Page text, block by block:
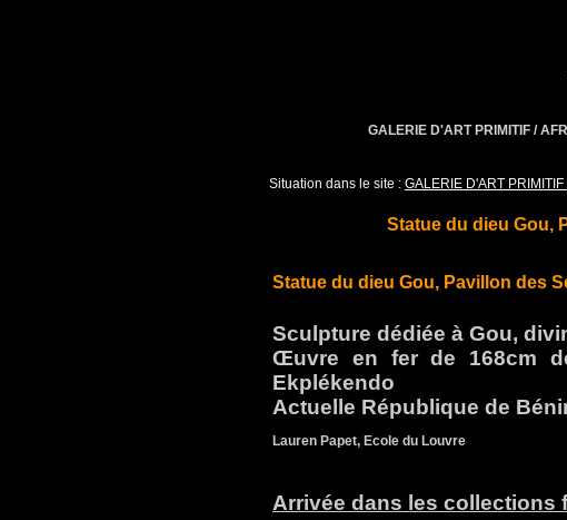
GALERIE D'ART PRIMITIF /
Situation dans le site : GALERIE D'ART
Statue du dieu Gou,
Statue du dieu Gou, Pavillon des
Sculpture dédiée à Gou,
Œuvre en fer de 168cm
Ekplékendo
Actuelle République de
Lauren Papet, Ecole du Louvre
Arrivée dans les collections